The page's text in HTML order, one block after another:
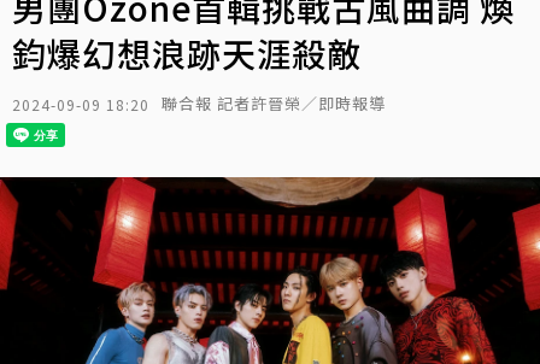
鈞爆幻想浪跡天涯殺敵
2024-09-09 18:20 聯合報 記者許晉榮／即時報導